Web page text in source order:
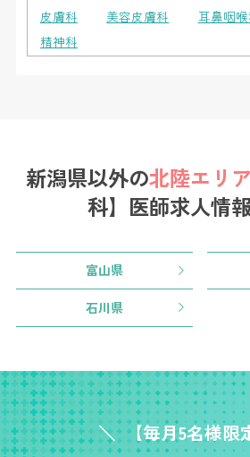
皮膚科
美容皮膚科 耳鼻咽
精神科
新潟県以外の北陸エリア
科】医師求人情
富山県
石川県
【毎月5名様限